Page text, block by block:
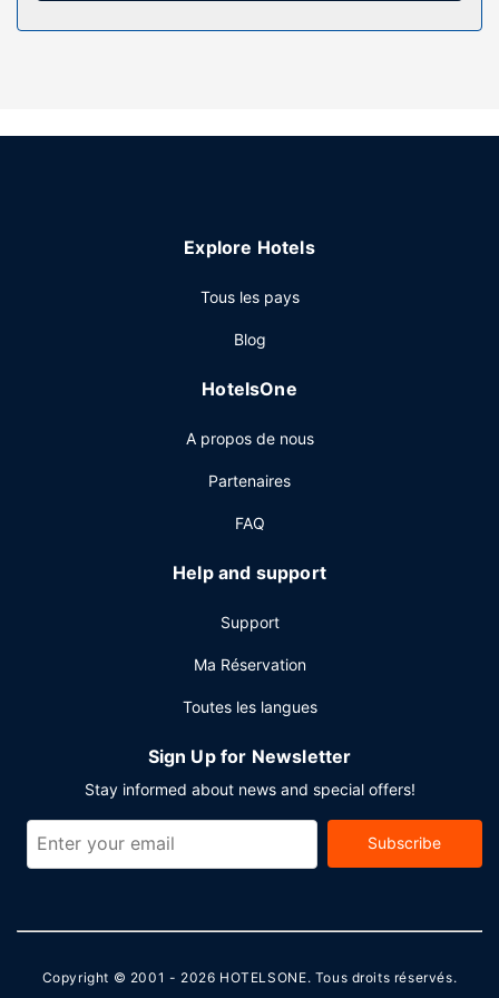
services offerts par cet hôtel vous trouvez également une
vos repas dans votre chambre grâce au service d'étage
régionales est servi tous les jours de 07 h 30 à 10 h 00
moyennant un supplément.
de départ express, des journaux gratuits dans le hall et un
personnel polyglotte. Un parking gratuit est disponible
Explore Hotels
Tous les pays
Blog
HotelsOne
A propos de nous
Partenaires
FAQ
Help and support
Support
Ma Réservation
Toutes les langues
Sign Up for Newsletter
Stay informed about news and special offers!
Subscribe
Copyright © 2001 - 2026 HOTELSONE. Tous droits réservés.